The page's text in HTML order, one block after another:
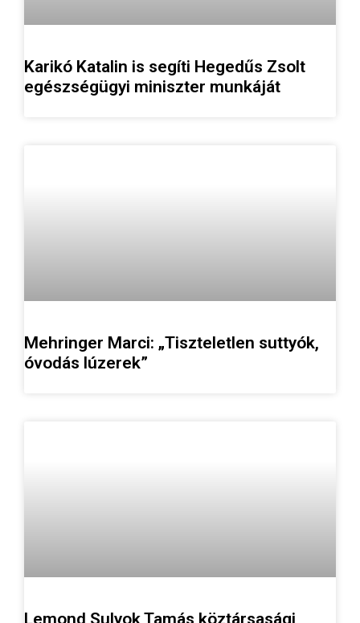
Karikó Katalin is segíti Hegedűs Zsolt
egészségügyi miniszter munkáját
Mehringer Marci: „Tiszteletlen suttyók,
óvodás lúzerek”
Lemond Sulyok Tamás köztársasági